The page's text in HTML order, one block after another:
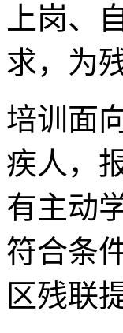
上岗、
求，为
培训面
疾人，
有主动
符合条
区残联